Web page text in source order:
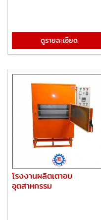
ดูรายละเอียด
โรงงานผลิตเตาอบ
อุตสาหกรรม